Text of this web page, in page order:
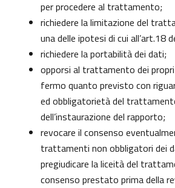
per procedere al trattamento;
richiedere la limitazione del
una delle ipotesi di cui all’art.18
richiedere la portabilità dei dati;
opporsi al trattamento dei
fermo quanto previsto con
ed obbligatorietà del
dell’instaurazione del rapporto;
revocare il consenso
trattamenti non obbligatori dei
pregiudicare la liceità del
consenso prestato prima della